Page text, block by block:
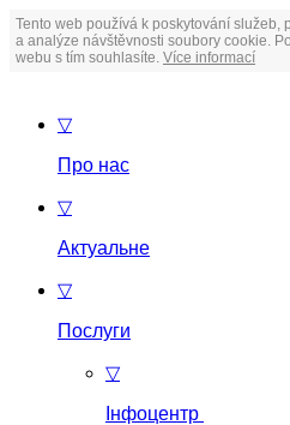
Tento web používá k poskytování služeb,
a analýze návštěvnosti soubory cookie.
webu s tím souhlasíte. Více informací
▽
Про нас
▽
Актуальне
▽
Послуги
▽
Інфоцентр